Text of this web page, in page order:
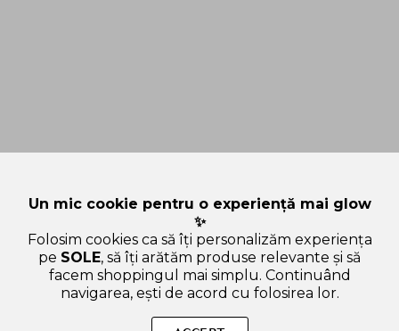
Un mic cookie pentru o experiență mai glow
✨
Folosim cookies ca să îți personalizăm experiența
pe SOLE, să îți arătăm produse relevante și să
facem shoppingul mai simplu. Continuând
navigarea, ești de acord cu folosirea lor.